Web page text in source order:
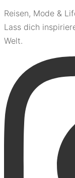
Reisen, Mode &
Lass dich
Welt.